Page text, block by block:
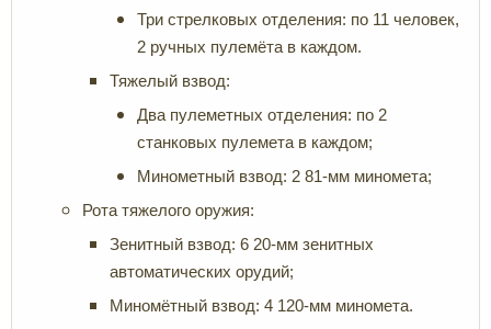
Три стрелковых отделения: по 11 человек,
2 ручных пулемёта в каждом.
Тяжелый взвод:
Два пулеметных отделения: по 2
станковых пулемета в каждом;
Минометный взвод: 2 81-мм миномета;
Рота тяжелого оружия:
Зенитный взвод: 6 20-мм зенитных
автоматических орудий;
Миномётный взвод: 4 120-мм миномета.